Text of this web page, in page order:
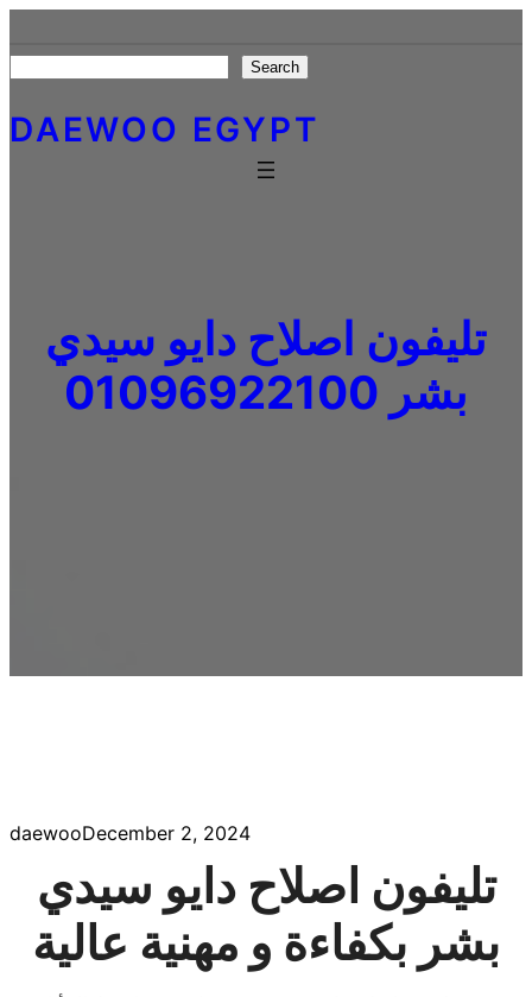
to
content
Search
DAEWOO EGYPT
تليفون اصلاح دايو سيدي
بشر 01096922100
daewooDecember 2, 2024
تليفون اصلاح دايو سيدي
بشر بكفاءة و مهنية عالية